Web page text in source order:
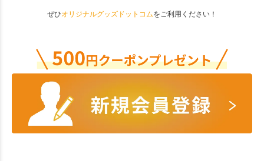
ぜひオリジナルグッズドットコムをご利用ください！